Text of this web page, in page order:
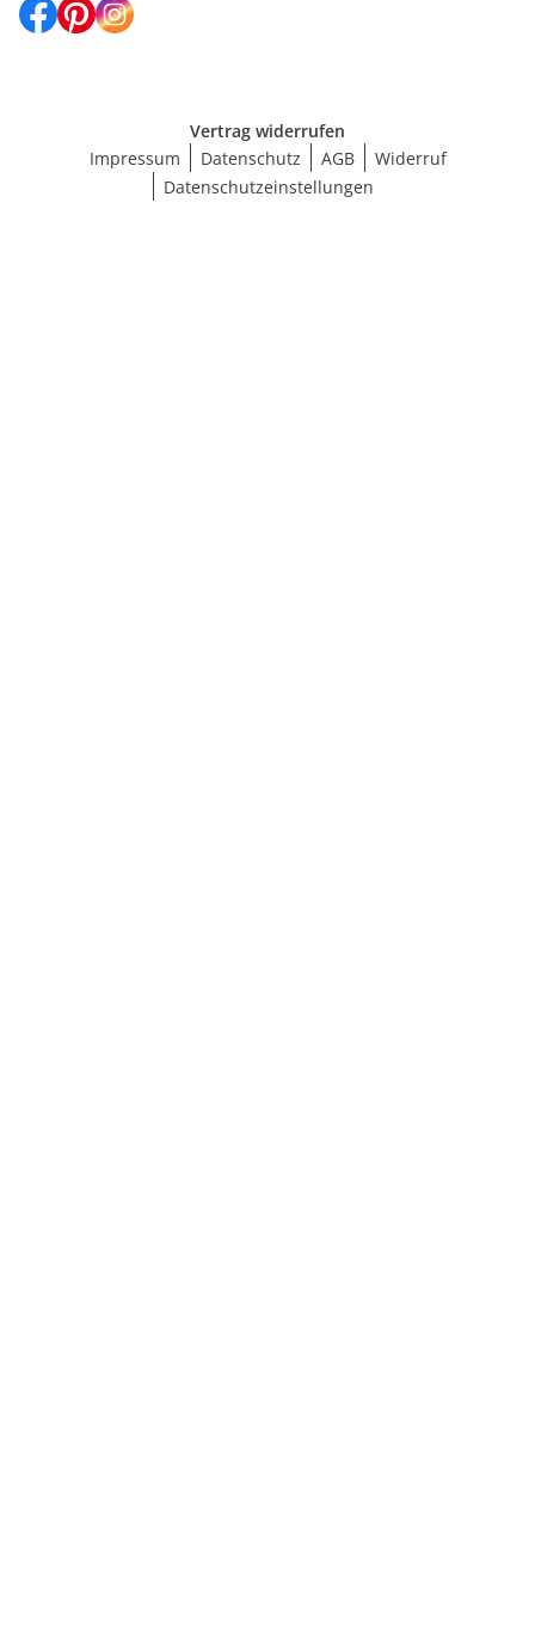
Vertrag widerrufen
Impressum
Datenschutz AGB
Widerruf
Datenschutzeinstellungen